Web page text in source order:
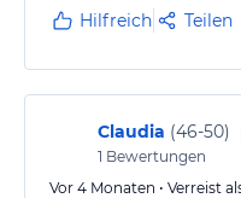
die ganze Insel würde
gut erreichbar, keiner
und…
Hilfreich Teilen
Claudia (46-50)
1 Bewertungen
Vor 4 Monaten • Verreist